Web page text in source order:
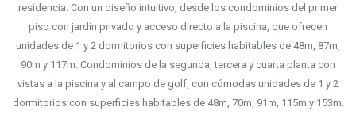
residencia. Con un diseño intuitivo, desde los condominios del primer
piso con jardín privado y acceso directo a la piscina, que ofrecen
unidades de 1 y 2 dormitorios con superficies habitables de 48m, 87m,
90m y 117m. Condominios de la segunda, tercera y cuarta planta con
vistas a la piscina y al campo de golf, con cómodas unidades de 1 y 2
dormitorios con superficies habitables de 48m, 70m, 91m, 115m y 153m.